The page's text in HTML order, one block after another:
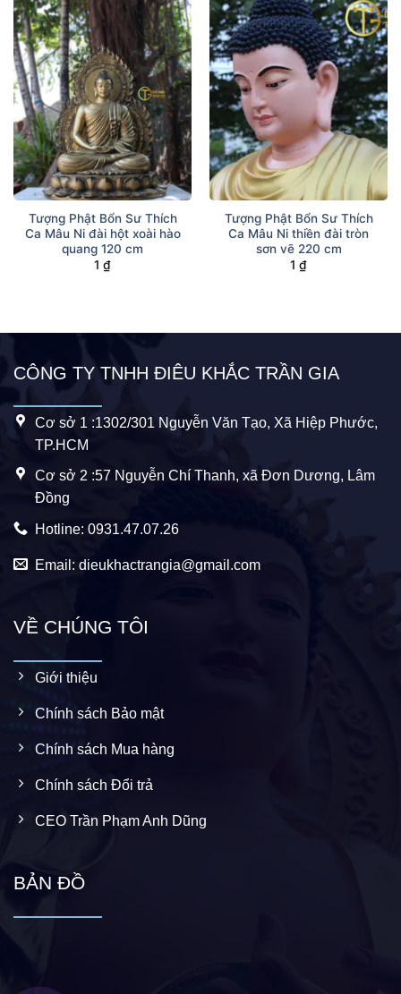
Tượng Phật Bổn Sư Thích
Ca Mâu Ni đài hột xoài hào
quang 120 cm
1 ₫
Tượng Phật Bổn Sư Thích
Ca Mâu Ni thiền đài tròn
sơn vẽ 220 cm
1 ₫
CÔNG TY TNHH ĐIÊU KHẮC TRẦN GIA
Cơ sở 1 :1302/301 Nguyễn Văn Tạo, Xã Hiệp Phước,
TP.HCM
Cơ sở 2 :57 Nguyễn Chí Thanh, xã Đơn Dương, Lâm
Đồng
Hotline: 0931.47.07.26
Email: dieukhactrangia@gmail.com
VỀ CHÚNG TÔI
Giới thiệu
Chính sách Bảo mật
Chính sách Mua hàng
Chính sách Đổi trả
CEO Trần Phạm Anh Dũng
BẢN ĐỒ